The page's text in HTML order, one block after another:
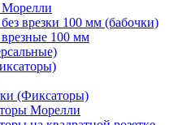
врезки 100 мм (бабочки)
100 мм
(Фиксаторы)
Морелли